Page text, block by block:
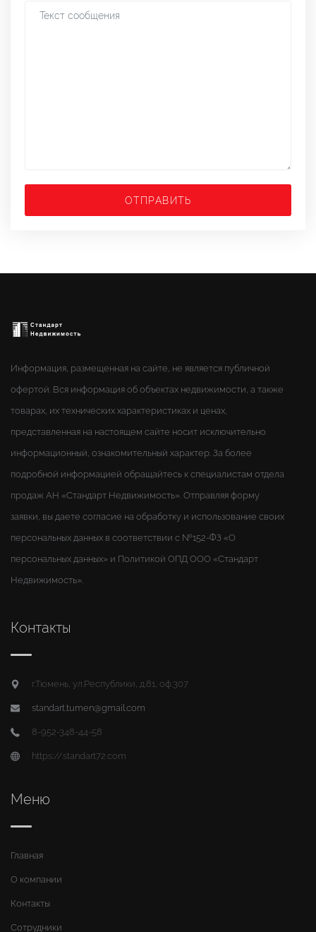
ОТПРАВИТЬ
Информация, размещенная на сайте, не является публичной
офертой. Вся информация об объектах недвижимости, а также
товарах, их технических характеристиках и ценах,
представленная на настоящем сайте носит исключительно
информационный, ознакомительный характер. За более
подробной информацией обращайтесь к специалистам отдела
продаж АН «Стандарт Недвижимость». Отправляя форму
заявки, вы даете согласие на обработку и использование своих
персональных данных в соответствии с №152-ФЗ «О
персональных данных» и Политикой ОПД ООО «Стандарт
Недвижимость».
Контакты
г.Тюмень, ул.Республики, д.81, оф.307
standart.tumen@gmail.com
8-952-348-44-58
https://standart72.com
Меню
Главная
О компании
Контакты
Сотрудники